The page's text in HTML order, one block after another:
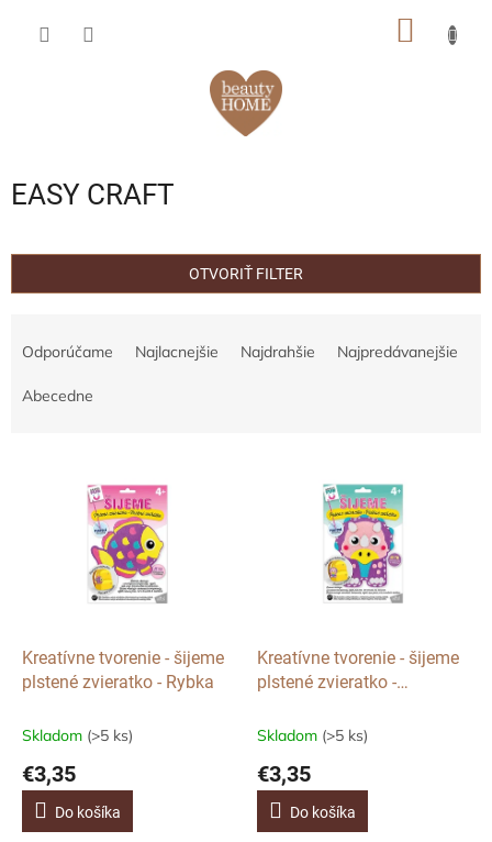
EASY CRAFT
OTVORIŤ FILTER
Odporúčame Najlacnejšie Najdrahšie Najpredávanejšie
Abecedne
Kreatívne tvorenie - šijeme
plstené zvieratko - Rybka
Skladom (>5 ks)
€3,35
Do košíka
Kreatívne tvorenie - šijeme
plstené zvieratko -
Skladom (>5 ks)
€3,35
Do košíka